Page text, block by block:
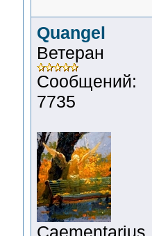
Quangel
Ветеран
Сообщений:
7735
Сaementarius